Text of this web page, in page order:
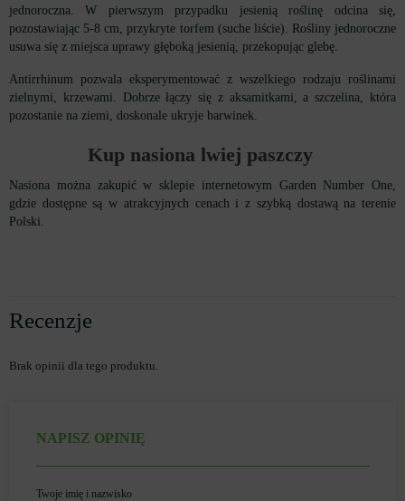
jednoroczna. W pierwszym przypadku jesienią roślinę odcina się,
pozostawiając 5-8 cm, przykryte torfem (suche liście). Rośliny jednoroczne
usuwa się z miejsca uprawy głęboką jesienią, przekopując glebę.
Antirrhinum pozwala eksperymentować z wszelkiego rodzaju roślinami
zielnymi, krzewami. Dobrze łączy się z aksamitkami, a szczelina, która
pozostanie na ziemi, doskonale ukryje barwinek.
Kup nasiona lwiej paszczy
Nasiona można zakupić w sklepie internetowym Garden Number One,
gdzie dostępne są w atrakcyjnych cenach i z szybką dostawą na terenie
Polski.
Recenzje
Brak opinii dla tego produktu.
NAPISZ OPINIĘ
Twoje imię i nazwisko